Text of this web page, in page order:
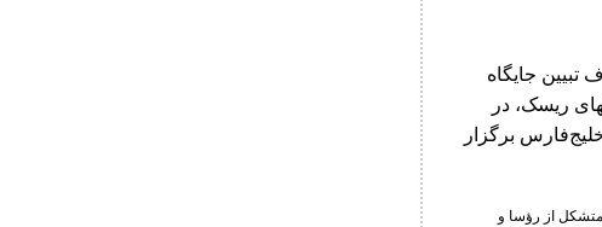
جایگاه
ریسک، در
برگزار
از رؤسا و